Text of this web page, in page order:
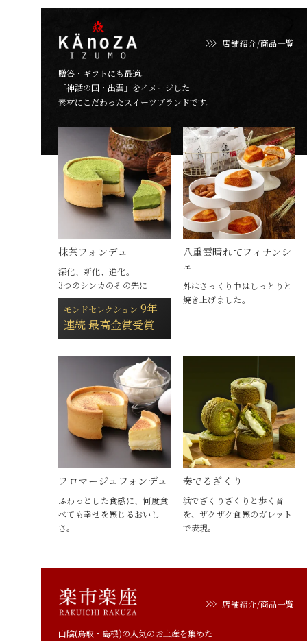
贈答・ギフトにも最適。
「神話の国・出雲」をイメージした
素材にこだわったスイーツブランドです。
店舗紹介/商品一覧
抹茶フォンデュ
深化、新化、進化。
3つのシンカのその先に
モンドセレクション 9年
連続 最高金賞受賞
八重雲晴れてフィナンシ
ェ
外はさっくり中はしっとりと
焼き上げました。
フロマージュフォンデュ
ふわっとした食感に、何度食
べても幸せを感じるおいし
さ。
奏でるざくり
浜でざくりざくりと歩く音
を、ザクザク食感のガレット
で表現。
山陰(鳥取・島根)の人気のお土産を集めた
店舗紹介/商品一覧